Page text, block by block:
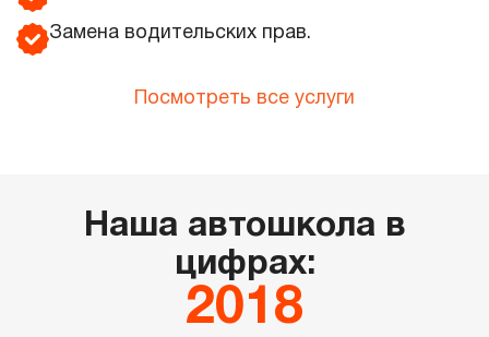
Замена водительских прав.
Посмотреть все услуги
Наша автошкола в
цифрах: